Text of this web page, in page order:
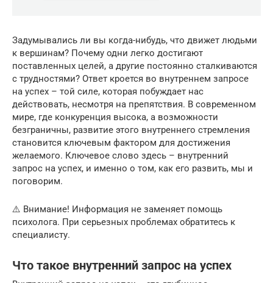
Задумывались ли вы когда-нибудь, что движет людьми
к вершинам? Почему одни легко достигают
поставленных целей, а другие постоянно сталкиваются
с трудностями? Ответ кроется во внутреннем запросе
на успех – той силе, которая побуждает нас
действовать, несмотря на препятствия. В современном
мире, где конкуренция высока, а возможности
безграничны, развитие этого внутреннего стремления
становится ключевым фактором для достижения
желаемого. Ключевое слово здесь – внутренний
запрос на успех, и именно о том, как его развить, мы и
поговорим.
⚠️ Внимание! Информация не заменяет помощь
психолога. При серьезных проблемах обратитесь к
специалисту.
Что такое внутренний запрос на успех